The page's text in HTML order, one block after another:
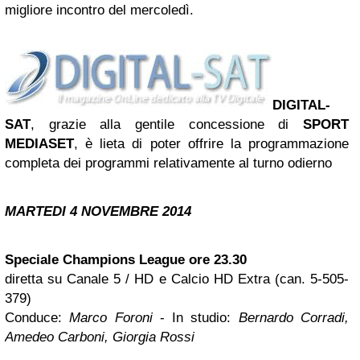
migliore incontro del mercoledì.
DIGITAL-
SAT, grazie alla gentile concessione di SPORT
MEDIASET, è lieta di poter offrire la programmazione
completa dei programmi relativamente al turno odierno
MARTEDI 4 NOVEMBRE 2014
Speciale Champions League ore 23.30
diretta su Canale 5 / HD e Calcio HD Extra (can. 5-505-
379)
Conduce: Marco Foroni- In studio: Bernardo Corradi,
Amedeo Carboni, Giorgia Rossi